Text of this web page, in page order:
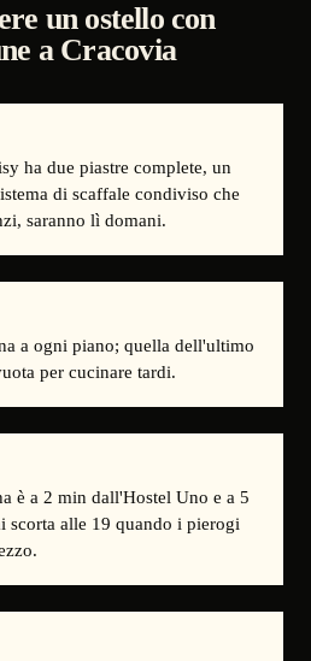
un ostello con
a Cracovia
ha due piastre complete, un
di scaffale condiviso che
saranno lì domani.
a ogni piano; quella dell'ultimo
per cucinare tardi.
è a 2 min dall'Hostel Uno e a 5
scorta alle 19 quando i pierogi